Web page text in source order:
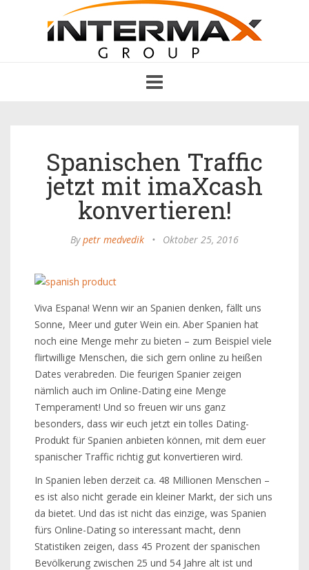
navigation
Spanischen Traffic
jetzt mit imaXcash
konvertieren!
Bypetr medvedik • Oktober 25, 2016
Viva Espana! Wenn wir an Spanien denken, fällt uns
Sonne, Meer und guter Wein ein. Aber Spanien hat
noch eine Menge mehr zu bieten – zum Beispiel viele
flirtwillige Menschen, die sich gern online zu heißen
Dates verabreden. Die feurigen Spanier zeigen
nämlich auch im Online-Dating eine Menge
Temperament! Und so freuen wir uns ganz
besonders, dass wir euch jetzt ein tolles Dating-
Produkt für Spanien anbieten können, mit dem euer
spanischer Traffic richtig gut konvertieren wird.
In Spanien leben derzeit ca. 48 Millionen Menschen –
es ist also nicht gerade ein kleiner Markt, der sich uns
da bietet. Und das ist nicht das einzige, was Spanien
fürs Online-Dating so interessant macht, denn
Statistiken zeigen, dass 45 Prozent der spanischen
Bevölkerung zwischen 25 und 54 Jahre alt ist und